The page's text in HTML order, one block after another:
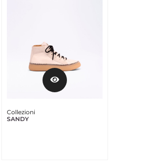
Collezioni
SANDY